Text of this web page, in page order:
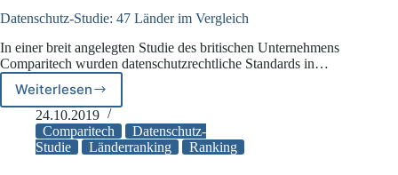
Datenschutzkanzleien
Deutschland
Datenschutz-Studie: 47 Länder im Vergleich
In einer breit angelegten Studie des britischen Unternehmens
Comparitech wurden datenschutzrechtliche Standards in…
WeiterlesenDatenschutz-
Studie:
47
Länder
24.10.2019
Comparitech
Datenschutz-
Studie
Länderranking Ranking